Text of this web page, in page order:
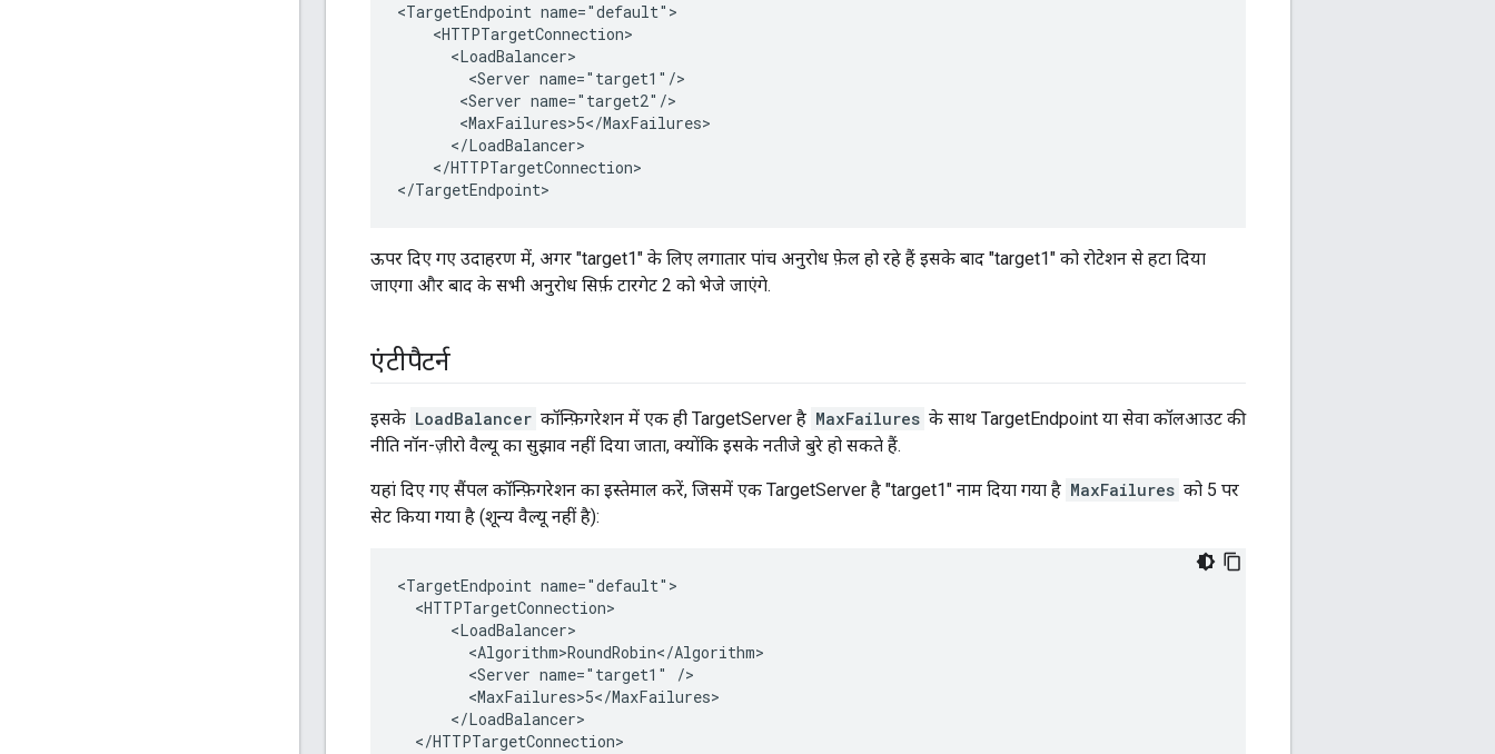
<TargetEndpoint name="default">
    <HTTPTargetConnection>
      <LoadBalancer>
        <Server name="target1"/>
       <Server name="target2"/>
       <MaxFailures>5</MaxFailures>
      </LoadBalancer>
    </HTTPTargetConnection>
</TargetEndpoint>
ऊपर दिए गए उदाहरण में, अगर "target1" के लिए लगातार पांच अनुरोध फ़ेल हो रहे हैं इसके बाद "target1" को रोटेशन से हटा दिया
जाएगा और बाद के सभी अनुरोध सिर्फ़ टारगेट 2 को भेजे जाएंगे.
एंटीपैटर्न
इसके LoadBalancer कॉन्फ़िगरेशन में एक ही TargetServer है MaxFailures के साथ TargetEndpoint या सेवा कॉलआउट की
नीति नॉन-ज़ीरो वैल्यू का सुझाव नहीं दिया जाता, क्योंकि इसके नतीजे बुरे हो सकते हैं.
यहां दिए गए सैंपल कॉन्फ़िगरेशन का इस्तेमाल करें, जिसमें एक TargetServer है "target1" नाम दिया गया है MaxFailures को 5 पर
सेट किया गया है (शून्य वैल्यू नहीं है):
<TargetEndpoint name="default">
  <HTTPTargetConnection>
      <LoadBalancer>
        <Algorithm>RoundRobin</Algorithm>
        <Server name="target1" />
        <MaxFailures>5</MaxFailures>
      </LoadBalancer>
  </HTTPTargetConnection>